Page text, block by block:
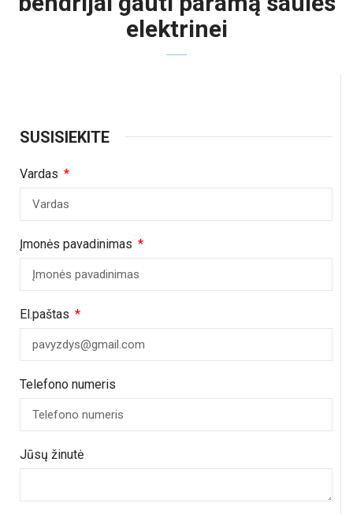
elektrinei
SUSISIEKITE
Vardas
Įmonės pavadinimas
El.paštas
Telefono numeris
Jūsų žinutė